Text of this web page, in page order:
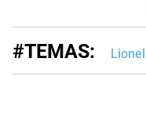
#TEMAS: